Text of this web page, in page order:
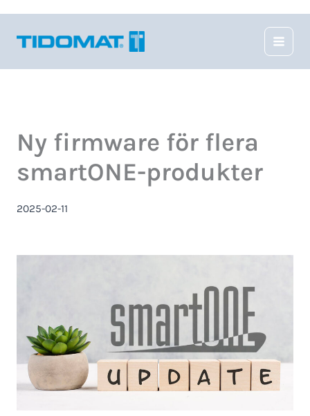
innehåll
Ny firmware för flera
smartONE-produkter
2025-02-11